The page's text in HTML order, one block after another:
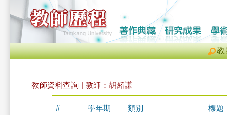
教
教師資料查詢 | 教師：胡紹謙
# 學年期 類別 標題